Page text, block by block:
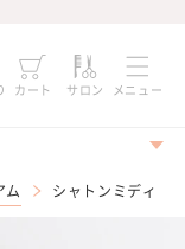
カート サロン メニュー
ム シャトンミディ